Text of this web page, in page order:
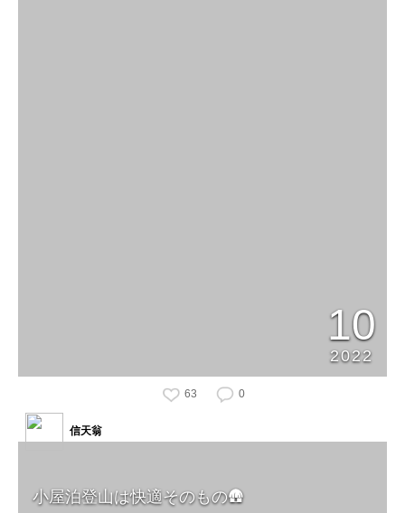
10
2022
63 0
小屋泊登山は快適そのもの🛖
信天翁